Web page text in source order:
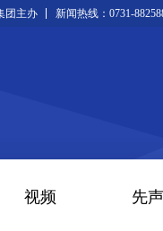
团主办 新闻热线：0731-
视频 先声